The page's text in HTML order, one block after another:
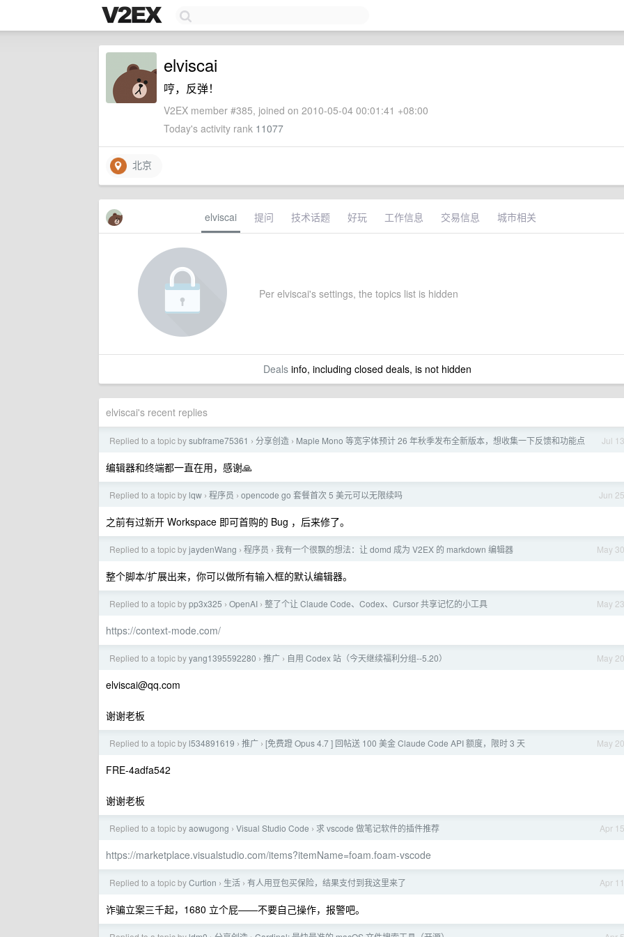
elviscai
哼，反弹！
V2EX member #385, joined on 2010-05-04 00:01:41 +08:00
Today's activity rank 11077
北京
elviscai 提问 技术话题 好玩 工作信息 交易信息 城市相关
Per elviscai's settings, the topics list is hidden
Dealsinfo, including closed deals, is not hidden
elviscai's recent replies
Jul 13
Replied to a topic bysubframe75361 › 分享创造 › Maple Mono 等宽字体预计 26 年秋季发布全新版本，想收集一下反馈和功能点
编辑器和终端都一直在用，感谢🙏
Jun 25
Replied to a topic by lqw › 程序员 › opencode go 套餐首次 5 美元可以无限续吗
之前有过新开 Workspace 即可首购的 Bug ，后来修了。
May 30
Replied to a topic byjaydenWang › 程序员 › 我有一个很飘的想法：让 domd 成为 V2EX 的 markdown 编辑器
整个脚本/扩展出来，你可以做所有输入框的默认编辑器。
May 23
Replied to a topic bypp3x325 › OpenAI › 整了个让 Claude Code、Codex、Cursor 共享记忆的小工具
https://context-mode.com/
May 20
Replied to a topic byyang1395592280 › 推广 › 自用 Codex 站（今天继续福利分组--5.20）
elviscai@qq.com
谢谢老板
May 20
Replied to a topic by l534891619 › 推广 › [免费蹬 Opus 4.7 ] 回帖送 100 美金 Claude Code API 额度，限时 3 天
FRE-4adfa542
谢谢老板
Apr 15
Replied to a topic byaowugong › Visual Studio Code › 求 vscode 做笔记软件的插件推荐
https://marketplace.visualstudio.com/items?itemName=foam.foam-vscode
Apr 11
Replied to a topic byCurtion › 生活 › 有人用豆包买保险，结果支付到我这里来了
诈骗立案三千起，1680 立个屁——不要自己操作，报警吧。